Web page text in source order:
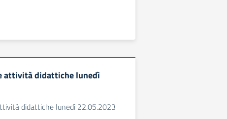
attività didattiche lunedì
didattiche lunedì 22.05.2023